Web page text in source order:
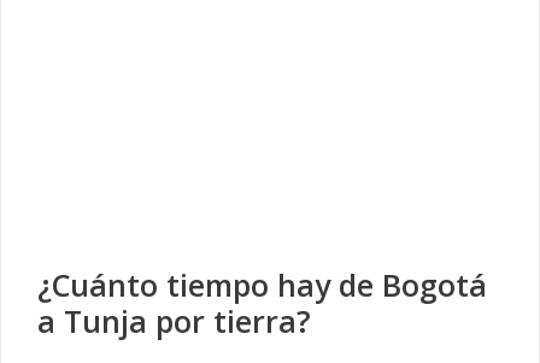
¿Cuánto tiempo hay de Bogotá
a Tunja por tierra?